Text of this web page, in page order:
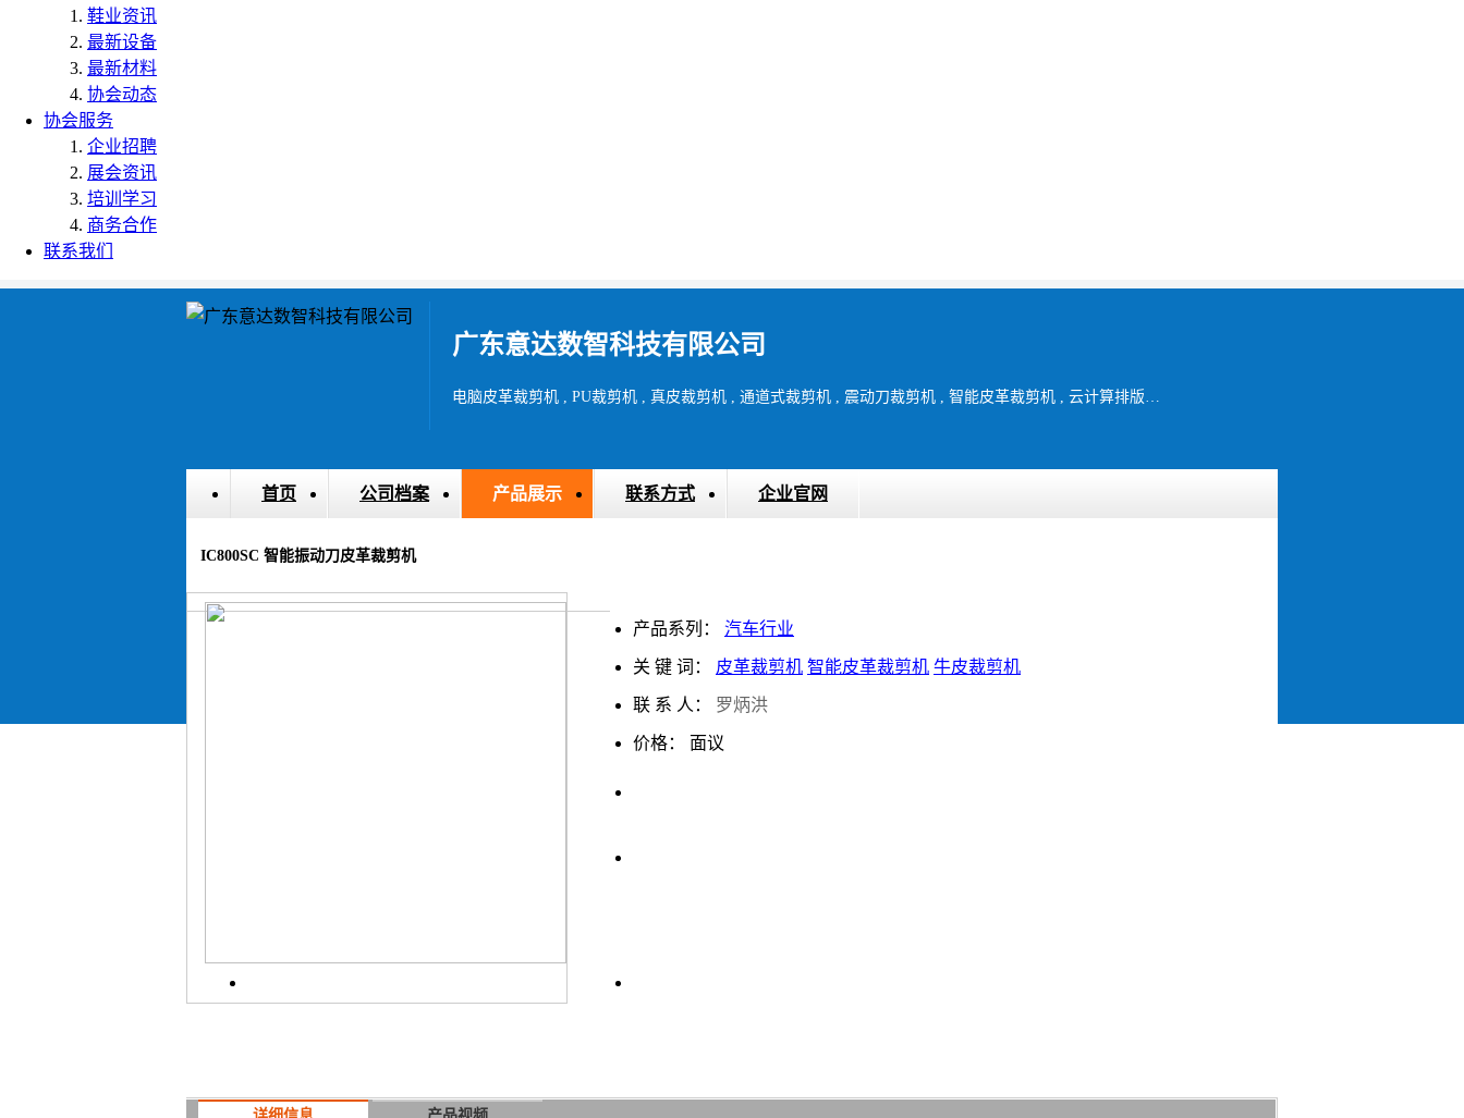
鞋业资讯
最新设备
最新材料
协会动态
协会服务
企业招聘
展会资讯
培训学习
商务合作
联系我们
广东意达数智科技有限公司
首页 公司档案 产品展示 联系方式 企业官网
IC800SC 智能振动刀皮革裁剪机
产品系列： 汽车行业
关 键 词： 皮革裁剪机 智能皮革裁剪机 牛皮裁剪机
联 系 人： 罗炳洪
价格： 面议